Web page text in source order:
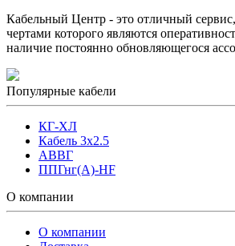
Кабельный Центр - это отличный
чертами которого являются
наличие постоянно обновляющегося
Популярные кабели
КГ-ХЛ
Кабель 3x2.5
АВВГ
ППГнг(А)-HF
О компании
О компании